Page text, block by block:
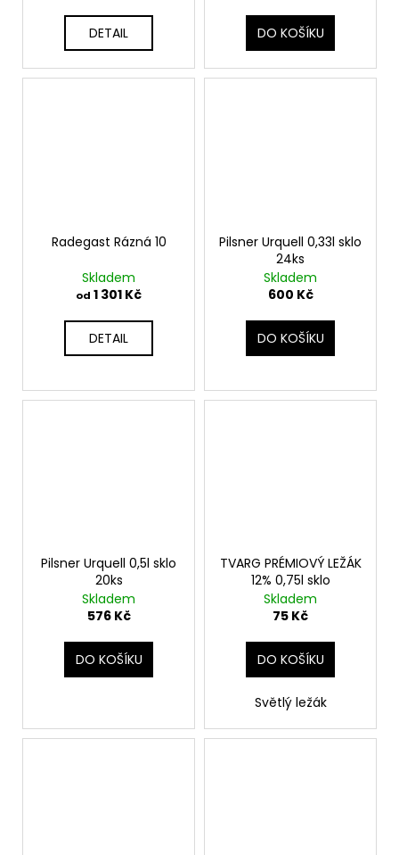
DETAIL DO KOŠÍKU
Radegast Rázná 10
Skladem
od 1 301 Kč
DETAIL
Pilsner Urquell 0,33l sklo
24ks
Skladem
600 Kč
DO KOŠÍKU
Pilsner Urquell 0,5l sklo
20ks
Skladem
576 Kč
DO KOŠÍKU
TVARG PRÉMIOVÝ LEŽÁK
12% 0,75l sklo
Skladem
75 Kč
DO KOŠÍKU
Světlý ležák